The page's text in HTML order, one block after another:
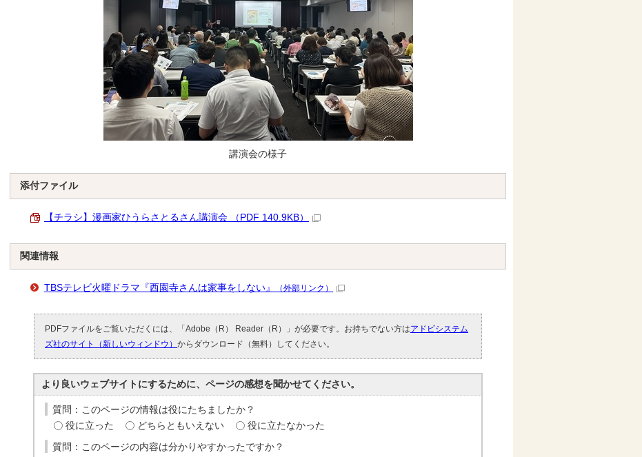
講演会の様子
添付ファイル
【チラシ】漫画家ひうらさとるさん講演会 （PDF 140.9KB）
関連情報
TBSテレビ火曜ドラマ『西園寺さんは家事をしない』 （外部リンク）
PDFファイルをご覧いただくには、「Adobe（R） Reader（R）」が必要です。お持ちでない方はアドビシステム
ズ社のサイト（新しいウィンドウ） からダウンロード（無料）してください。
より良いウェブサイトにするために、ページの感想を聞かせてください。
質問：このページの情報は役にたちましたか？
役に立った
どちらともいえない 役に立たなかった
質問：このページの内容は分かりやすかったですか？